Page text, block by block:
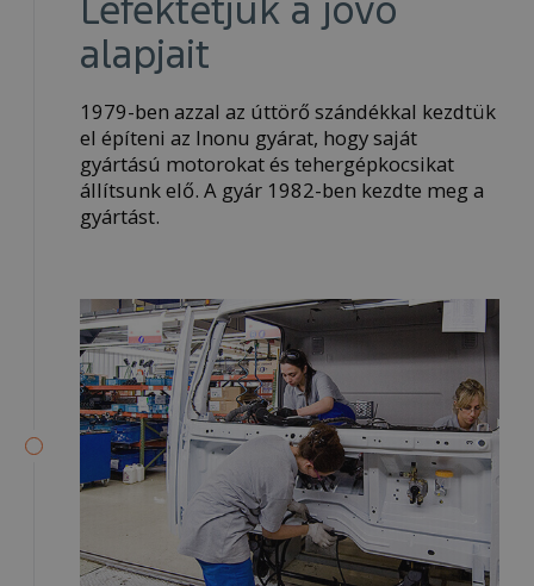
Lefektetjük a jövő
alapjait
1979-ben azzal az úttörő szándékkal kezdtük
el építeni az Inonu gyárat, hogy saját
gyártású motorokat és tehergépkocsikat
állítsunk elő. A gyár 1982-ben kezdte meg a
gyártást.